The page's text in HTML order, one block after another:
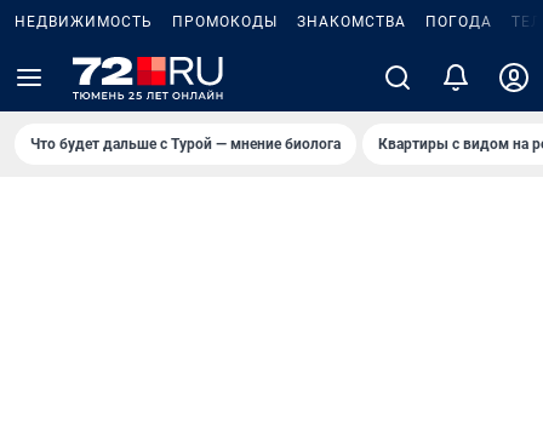
НЕДВИЖИМОСТЬ ПРОМОКОДЫ ЗНАКОМСТВА ПОГОДА
Что будет дальше с Турой — мнение биолога Квартиры с видом на